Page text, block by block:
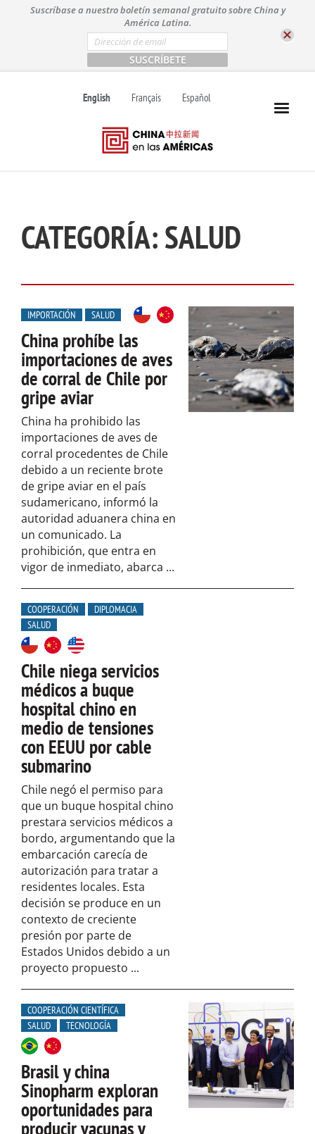
t
Suscríbase a nuestro boletín semanal gratuito sobre China y
América Latina.
E
m
a
i
*
English Français Español
CATEGORÍA:SALUD
IMPORTACIÓN SALUD
China prohíbe las
importaciones de aves
de corral de Chile por
gripe aviar
China ha prohibido las
importaciones de aves de
corral procedentes de Chile
debido a un reciente brote
de gripe aviar en el país
sudamericano, informó la
autoridad aduanera china en
un comunicado. La
prohibición, que entra en
vigor de inmediato, abarca ...
COOPERACIÓN
DIPLOMACIA
SALUD
Chile niega servicios
médicos a buque
hospital chino en
medio de tensiones
con EEUU por cable
submarino
Chile negó el permiso para
que un buque hospital chino
prestara servicios médicos a
bordo, argumentando que la
embarcación carecía de
autorización para tratar a
residentes locales. Esta
decisión se produce en un
contexto de creciente
presión por parte de
Estados Unidos debido a un
proyecto propuesto ...
COOPERACIÓN CIENTÍFICA
SALUD
TECNOLOGÍA
Brasil y china
Sinopharm exploran
oportunidades para
producir vacunas y